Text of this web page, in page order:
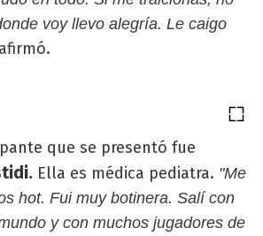
voy llevo alegría. Le caigo
afirmó.
que se presentó fue
Ella es médica pediatra. "Me
hot. Fui muy botinera. Salí con
y con muchos jugadores de